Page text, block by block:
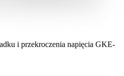
i przekroczenia napięcia GKE-